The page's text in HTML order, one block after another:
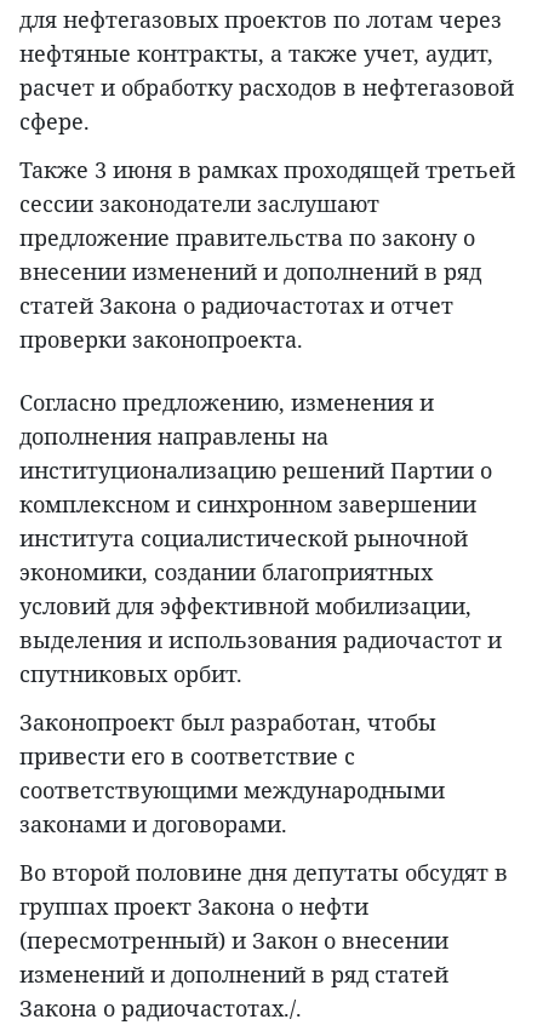
для нефтегазовых проектов по лотам через
нефтяные контракты, а также учет, аудит,
расчет и обработку расходов в нефтегазовой
сфере.
Также 3 июня в рамках проходящей третьей
сессии законодатели заслушают
предложение правительства по закону о
внесении изменений и дополнений в ряд
статей Закона о радиочастотах и отчет
проверки законопроекта.
Согласно предложению, изменения и
дополнения направлены на
институционализацию решений Партии о
комплексном и синхронном завершении
института социалистической рыночной
экономики, создании благоприятных
условий для эффективной мобилизации,
выделения и использования радиочастот и
спутниковых орбит.
Законопроект был разработан, чтобы
привести его в соответствие с
соответствующими международными
законами и договорами.
Во второй половине дня депутаты обсудят в
группах проект Закона о нефти
(пересмотренный) и Закон о внесении
изменений и дополнений в ряд статей
Закона о радиочастотах./.